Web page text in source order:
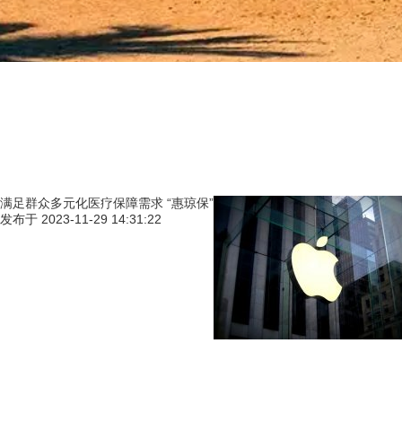
满足群众多元化医疗保障需求 “惠琼保”
发布于 2023-11-29 14:31:22